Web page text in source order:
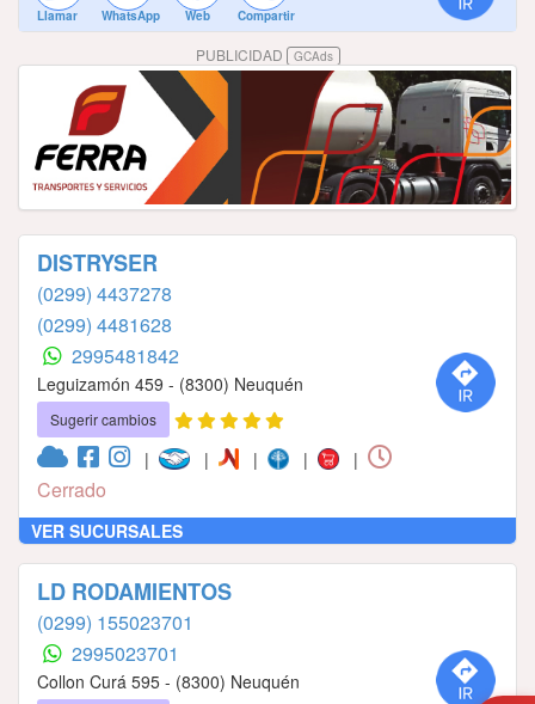
Llamar WhatsApp Web Compartir
PUBLICIDAD GCAds
DISTRYSER
(0299) 4437278
(0299) 4481628
2995481842
Leguizamón 459 - (8300) Neuquén
Sugerir cambios
| | | | |
Cerrado
VER SUCURSALES
LD RODAMIENTOS
(0299) 155023701
2995023701
Collon Curá 595 - (8300) Neuquén